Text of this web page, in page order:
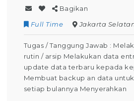
Bagikan
Full Time
Jakarta
Tugas / Tanggung Jawab :
rutin / arsip Melakukan data
update data terbaru kepada
Membuat backup an data
setiap bulannya Menyerahkan